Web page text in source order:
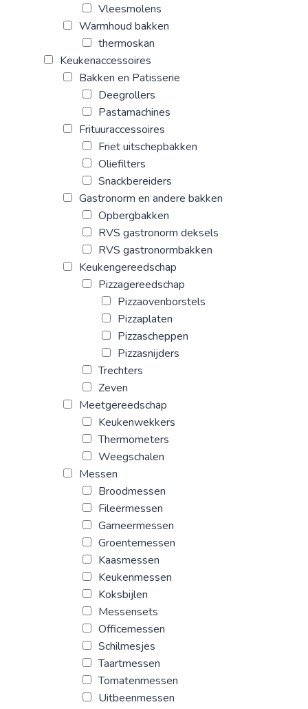
Vleesmolens
Warmhoud bakken
thermoskan
Keukenaccessoires
Bakken en Patisserie
Deegrollers
Pastamachines
Frituuraccessoires
Friet uitschepbakken
Oliefilters
Snackbereiders
Gastronorm en andere bakken
Opbergbakken
RVS gastronorm deksels
RVS gastronormbakken
Keukengereedschap
Pizzagereedschap
Pizzaovenborstels
Pizzaplaten
Pizzascheppen
Pizzasnijders
Trechters
Zeven
Meetgereedschap
Keukenwekkers
Thermometers
Weegschalen
Messen
Broodmessen
Fileermessen
Garneermessen
Groentemessen
Kaasmessen
Keukenmessen
Koksbijlen
Messensets
Officemessen
Schilmesjes
Taartmessen
Tomatenmessen
Uitbeenmessen